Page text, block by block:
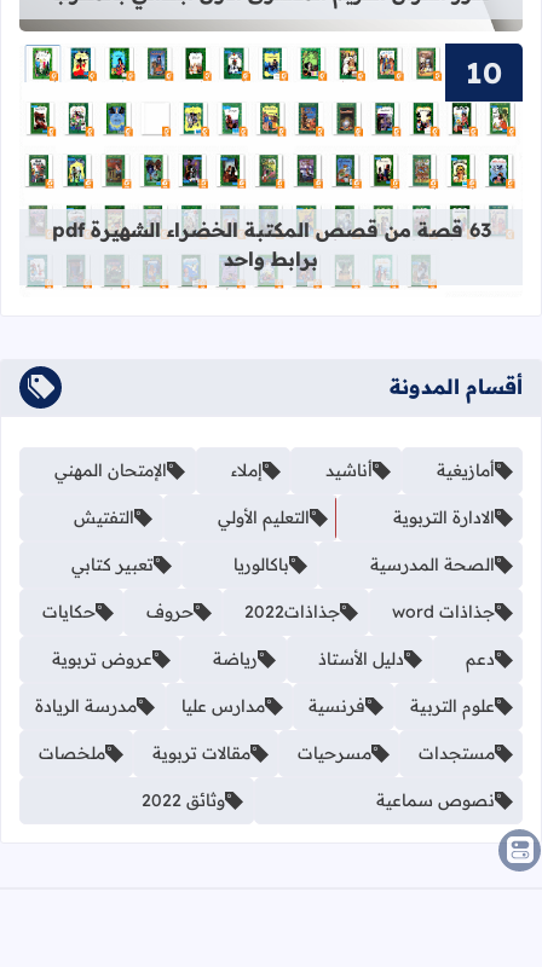
قراءة المزيد عن 63 قصة من قصص المكتبة الخضراء الشهيرة pdf برابط واحد
63 قصة من قصص المكتبة الخضراء الشهيرة pdf
برابط واحد
أقسام المدونة
أمازيغية أناشيد إملاء الإمتحان المهني
الادارة التربوية التعليم الأولي التفتيش
الصحة المدرسية باكالوريا تعبير كتابي
جذاذات word جذاذات2022 حروف حكايات
دعم دليل الأستاذ رياضة عروض تربوية
علوم التربية فرنسية مدارس عليا مدرسة الريادة
مستجدات مسرحيات مقالات تربوية ملخصات
نصوص سماعية وثائق 2022